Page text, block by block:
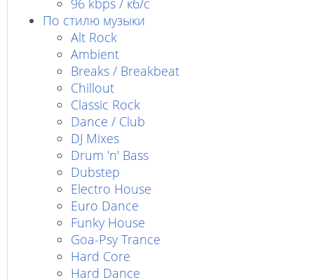
96 kbps / кб/c
По стилю музыки
Alt Rock
Ambient
Breaks / Breakbeat
Chillout
Classic Rock
Dance / Club
DJ Mixes
Drum 'n' Bass
Dubstep
Electro House
Euro Dance
Funky House
Goa-Psy Trance
Hard Core
Hard Dance